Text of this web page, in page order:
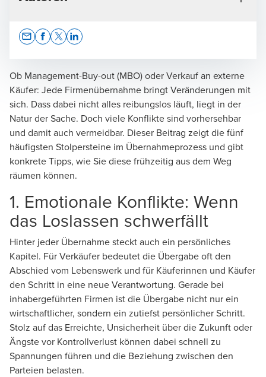
Ob Management-Buy-out (MBO) oder Verkauf an externe
Käufer: Jede Firmenübernahme bringt Veränderungen mit
sich. Dass dabei nicht alles reibungslos läuft, liegt in der
Natur der Sache. Doch viele Konflikte sind vorhersehbar
und damit auch vermeidbar. Dieser Beitrag zeigt die fünf
häufigsten Stolpersteine im Übernahmeprozess und gibt
konkrete Tipps, wie Sie diese frühzeitig aus dem Weg
räumen können.
1. Emotionale Konflikte: Wenn
das Loslassen schwerfällt
Hinter jeder Übernahme steckt auch ein persönliches
Kapitel. Für Verkäufer bedeutet die Übergabe oft den
Abschied vom Lebenswerk und für Käuferinnen und Käufer
den Schritt in eine neue Verantwortung. Gerade bei
inhabergeführten Firmen ist die Übergabe nicht nur ein
wirtschaftlicher, sondern ein zutiefst persönlicher Schritt.
Stolz auf das Erreichte, Unsicherheit über die Zukunft oder
Ängste vor Kontrollverlust können dabei schnell zu
Spannungen führen und die Beziehung zwischen den
Parteien belasten.
Julian Theus
Leiter Niederlassung Olten - Partner
Marcel Gertsch
Leiter Advisory Nordwestschweiz, Leiter
Branchencenter NPO & Gesundheitswesen, Aarau -
Partner
René Mast
Leiter HR Consulting, Solothurn